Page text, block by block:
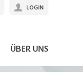
ÜBER UNS
LOGIN